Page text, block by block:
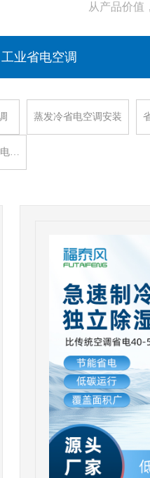
从产品价值
工业省电空调
蒸发冷省电空调安装
电…